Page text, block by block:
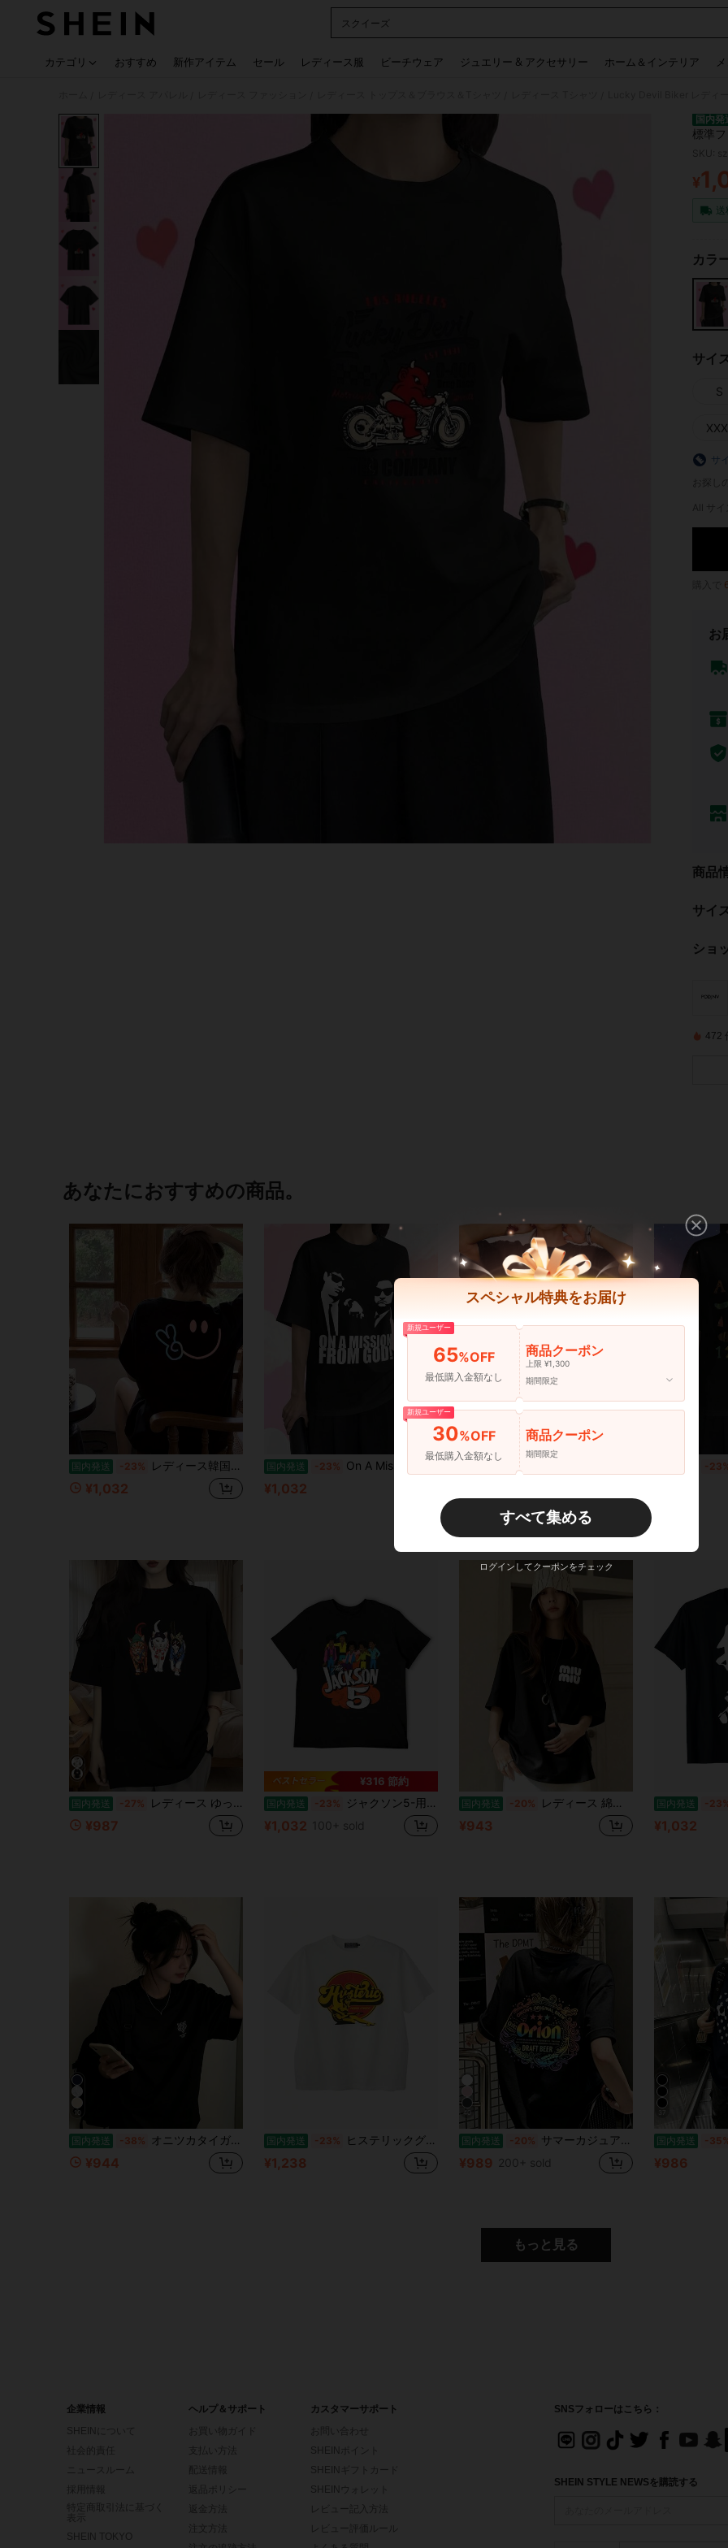
スクイーズ
カテゴリ おすすめ 新作アイテム セール レディース服 ビーチウェア ジュエリー & アクセサリー ホーム＆インテリア
国内発
標準
¥
カラ
サイ
S
サ
お探
お
商品
サイ
ショ
472
あなたにおすすめの商品。
国内発送 -23% レディース韓国風K-Style Tシャツ - 軽いいピンクとブルーのスマイルマークとピースマークプリントのラウンドネック半袖トップス,洗う濯機で洗えるカジュアルな夏用Tシャツ,通常使用いのカジュアルウェアや韓国風ファッションコーデ
¥1,032
国内発送 -23% On A Mission From God Men Silhouette Print 夏服，半袖，tシャツ，tシャツ y2k，スポーツ tシャツ，プリントtシャツ，tシャツ おもしろ，y2k トップス, 洗濯可
¥1,032
-23% -
国内発送 -27% レディース ゆったりフィット カジュアルTシャツ,猫と犬のプリントTシャツ,半袖,メンズ,お嬢さん,ユニセックス,かわいい動物柄Tシャツ,男女兼用,200G 半袖トップス,2026 Y2KTシャツ,個性的ななレトロシャツ,ミニマルベースシャツ,一年中着用可能なデイリーシャツ,通気性のある素材で洗濯機対応,レギュラーラウンドネック,柔らかいらかな筋肉のタッチりのTシャツ,女性への贈呈り物に最适
¥987
¥316 節約
国内発送 -23% ジャクソン5-用レトロヴィンテージ漫画Tシャツ,1970sユーズド加工グラフィック,カワイイ服,スウェットシャツ,スウェットシャツ
¥1,032 100+ sold
国内発送 -20% レディース 綿素材 プリント柄 半袖 T シャツ クルーネック カジュアル 柔らか肌触り 通気性良好 夏新作 普段着 通勤着 おしゃれデイリーカジュアルトップス
¥943
国内発送 -
¥1,032
10
国内発送 -38% オニツカタイガー 花柄 トラ T シャツ レディース 半袖 綿 ホワイト オーバーサイズ カジュアル おしゃれ
¥944
国内発送 -23% ヒステリックグラマー 02251CT06 SOUND STUDIO Tシャツ WHITE 正規通販 メンズ
¥1,238
40
国内発送 -20% サマーカジュアルレタープリントのオーバーサイズTシャツ、クルーネック半袖、女性用のゆったりとしたストリートウェアトップス
¥989 200+ sold
国内発送 -
¥986
もっと見る
企業情報
SHEINについて
ニュースルーム
SHEIN TOKYO
ヘルプ＆サポート
お買い物ガイド
支払い方法
返品ポリシー
カスタマーサポート
お問い合わせ
SHEINポイント
SHEINギフトカード
SHEINウォレット
レビュー記入方法
レビュー評価ルール
SNSフォローはこちら：
SHEIN STYLE NEWSを購読する
スペシャル特典をお届け
新規ユーザー
65%OFF
最低購入金額なし
商品クーポン
上限 ¥1,300
期間限定
新規ユーザー
30%OFF
最低購入金額なし
商品クーポン
期間限定
すべて集める
ログインしてクーポンをチェック